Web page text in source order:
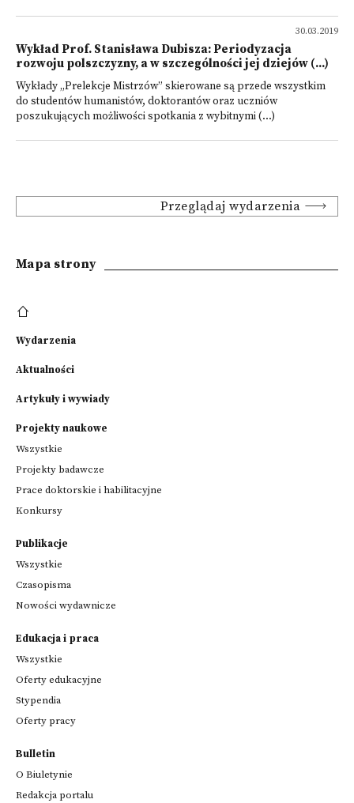
30.03.2019
Wykład Prof. Stanisława Dubisza: Periodyzacja
rozwoju polszczyzny, a w szczególności jej dziejów (...)
Wykłady „Prelekcje Mistrzów” skierowane są przede wszystkim
do studentów humanistów, doktorantów oraz uczniów
poszukujących możliwości spotkania z wybitnymi (...)
Przeglądaj wydarzenia
Mapa strony
Wydarzenia
Aktualności
Artykuły i wywiady
Projekty naukowe
Wszystkie
Projekty badawcze
Prace doktorskie i habilitacyjne
Konkursy
Publikacje
Wszystkie
Czasopisma
Nowości wydawnicze
Edukacja i praca
Wszystkie
Oferty edukacyjne
Stypendia
Oferty pracy
Bulletin
O Biuletynie
Redakcja portalu